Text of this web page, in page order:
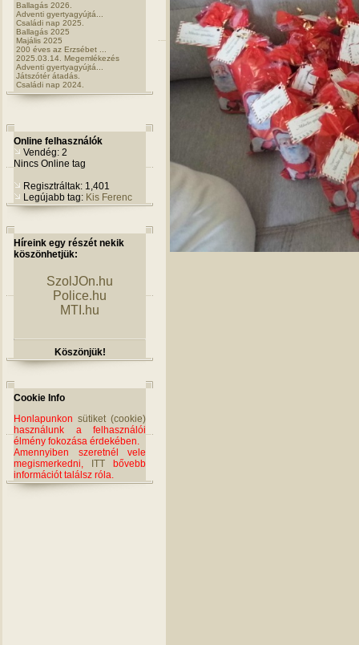
Ballagás 2026.
Adventi gyertyagyújtá...
Családi nap 2025.
Ballagás 2025
Majális 2025
200 éves az Erzsébet ...
2025.03.14. Megemlékezés
Adventi gyertyagyújtá...
Játszótér átadás.
Családi nap 2024.
Online felhasználók
Vendég: 2
Nincs Online tag
Regisztráltak: 1,401
Legújabb tag: Kis Ferenc
Híreink egy részét nekik
köszönhetjük:
SzolJOn.hu
Police.hu
MTI.hu
Köszönjük!
Cookie Info
Honlapunkon sütiket (cookie)
használunk a felhasználói
élmény fokozása érdekében.
Amennyiben szeretnél vele
megismerkedni,
ITT bővebb
információt találsz róla.